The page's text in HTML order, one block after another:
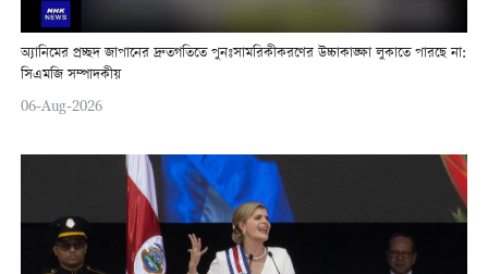
অ্যানিমের প্রচ্ছদ জাপানের দ্রুতগতিতে পুনঃসামরিকীকরণের উচ্চাকাঙ্ক্ষা লুকাতে পারছে না:
সিএমজি সম্পাদকীয়
06-Aug-2026